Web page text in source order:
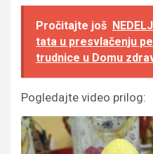
Pročitajte još
tata u presvlačenju
trudnice u Domu
Pogledajte video prilog: